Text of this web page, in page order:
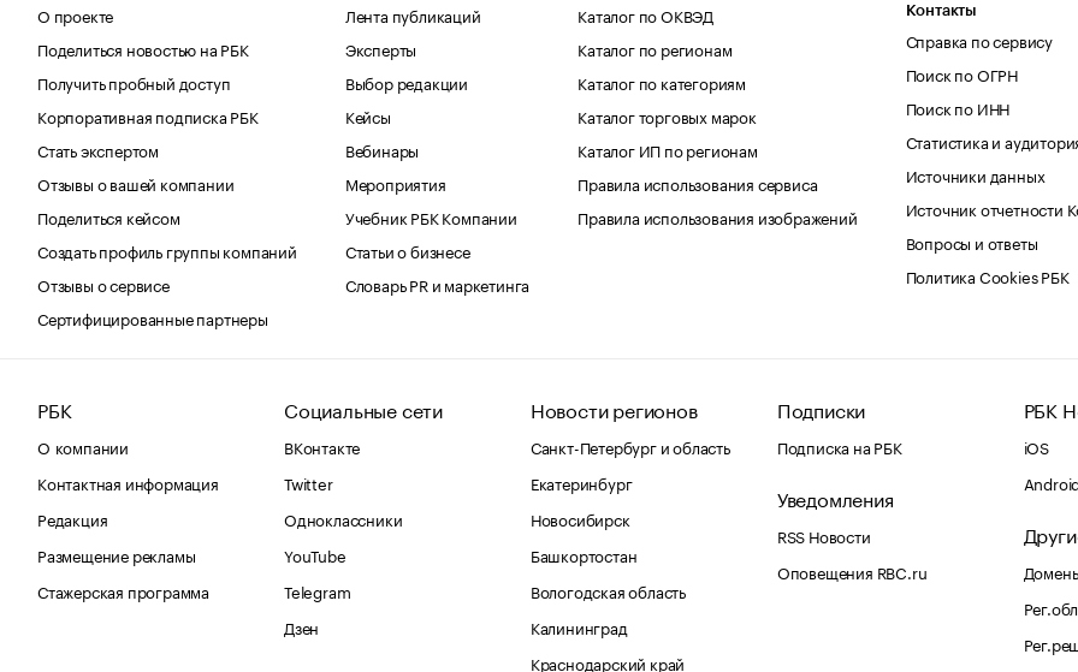
О проекте
Поделиться новостью на РБК
Получить пробный доступ
Корпоративная подписка РБК
Стать экспертом
Отзывы о вашей компании
Поделиться кейсом
Создать профиль группы компаний
Отзывы о сервисе
Сертифицированные партнеры
Лента публикаций
Эксперты
Выбор редакции
Кейсы
Вебинары
Мероприятия
Учебник РБК Компании
Статьи о бизнесе
Словарь PR и маркетинга
Каталог по ОКВЭД
Каталог по регионам
Каталог по категориям
Каталог торговых марок
Каталог ИП по регионам
Правила использования сервиса
Правила использования изображений
Контакты
Справка по сервису
Поиск по ОГРН
Поиск по ИНН
Статистика и
Источники данных
Источник отчетности
Вопросы и ответы
Политика Cookies РБК
РБК
О компании
Контактная информация
Редакция
Размещение рекламы
Стажерская программа
Социальные сети
ВКонтакте
Twitter
Одноклассники
YouTube
Telegram
Дзен
Новости регионов
Санкт-Петербург и область
Екатеринбург
Новосибирск
Башкортостан
Вологодская область
Калининград
Краснодарский край
Подписки
Подписка на РБК
Уведомления
RSS Новости
Оповещения RBC.ru
РБК
iOS